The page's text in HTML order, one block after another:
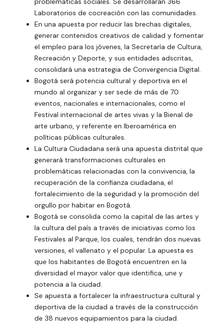
Laboratorios de cocreación con las comunidades.
En una apuesta por reducir las brechas digitales,
generar contenidos creativos de calidad y fomentar
el empleo para los jóvenes, la Secretaría de Cultura,
Recreación y Deporte, y sus entidades adscritas,
consolidará una estrategia de Convergencia Digital.
Bogotá será potencia cultural y deportiva en el
mundo al organizar y ser sede de más de 70
eventos, nacionales e internacionales, como el
Festival internacional de artes vivas y la Bienal de
arte urbano, y referente en Iberoamérica en
políticas públicas culturales.
La Cultura Ciudadana será una apuesta distrital que
generará transformaciones culturales en
problemáticas relacionadas con la convivencia, la
recuperación de la confianza ciudadana, el
fortalecimiento de la seguridad y la promoción del
orgullo por habitar en Bogotá.
Bogotá se consolida como la capital de las artes y
la cultura del país a través de iniciativas como los
Festivales al Parque, los cuales, tendrán dos nuevas
versiones, el vallenato y el popular. La apuesta es
que los habitantes de Bogotá encuentren en la
diversidad el mayor valor que identifica, une y
potencia a la ciudad.
Se apuesta a fortalecer la infraestructura cultural y
deportiva de la ciudad a través de la construcción
de 38 nuevos equipamientos para la ciudad.